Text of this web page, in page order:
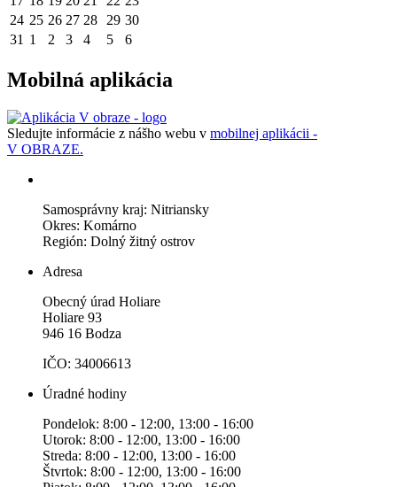
24 25 26 27 28 29 30
31 1 2 3 4 5 6
Mobilná aplikácia
Sledujte informácie z nášho webu v mobilnej aplikácii -
V OBRAZE.
Samosprávny kraj: Nitriansky
Okres: Komárno
Región: Dolný žitný ostrov
Adresa
Obecný úrad Holiare
Holiare 93
946 16 Bodza
IČO: 34006613
Úradné hodiny
Pondelok: 8:00 - 12:00, 13:00 - 16:00
Utorok: 8:00 - 12:00, 13:00 - 16:00
Streda: 8:00 - 12:00, 13:00 - 16:00
Štvrtok: 8:00 - 12:00, 13:00 - 16:00